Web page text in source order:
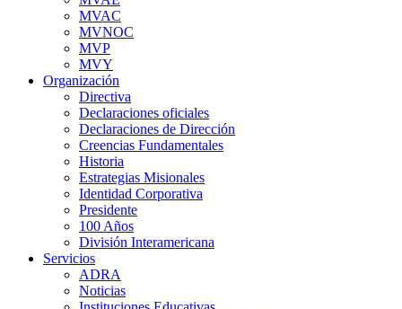
MVAC
MVNOC
MVP
MVY
Organización
Directiva
Declaraciones oficiales
Declaraciones de Dirección
Creencias Fundamentales
Historia
Estrategias Misionales
Identidad Corporativa
Presidente
100 Años
División Interamericana
Servicios
ADRA
Noticias